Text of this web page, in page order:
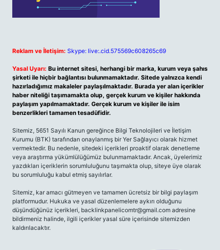
Reklam ve İletişim: Skype: live:.cid.575569c608265c69
Yasal Uyarı: Bu internet sitesi, herhangi bir marka, kurum veya şahıs
şirketi ile hiçbir bağlantısı bulunmamaktadır. Sitede yalnızca kendi
hazırladığımız makaleler paylaşılmaktadır. Burada yer alan içerikler
haber niteliği taşımamakta olup, gerçek kurum ve kişiler hakkında
paylaşım yapılmamaktadır. Gerçek kurum ve kişiler ile isim
benzerlikleri tamamen tesadüfidir.
Sitemiz, 5651 Sayılı Kanun gereğince Bilgi Teknolojileri ve İletişim
Kurumu (BTK) tarafından onaylanmış bir Yer Sağlayıcı olarak hizmet
vermektedir. Bu nedenle, sitedeki içerikleri proaktif olarak denetleme
veya araştırma yükümlülüğümüz bulunmamaktadır. Ancak, üyelerimiz
yazdıkları içeriklerin sorumluluğunu taşımakta olup, siteye üye olarak
bu sorumluluğu kabul etmiş sayılırlar.
Sitemiz, kar amacı gütmeyen ve tamamen ücretsiz bir bilgi paylaşım
platformudur. Hukuka ve yasal düzenlemelere aykırı olduğunu
düşündüğünüz içerikleri, backlinkpanelicomtr@gmail.com adresine
bildirmeniz halinde, ilgili içerikler yasal süre içerisinde sitemizden
kaldırılacaktır.